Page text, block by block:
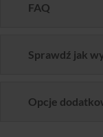
FAQ
Sprawdź jak
Opcje